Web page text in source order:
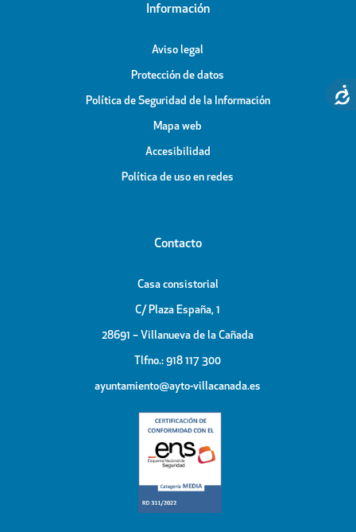
Información
Aviso legal
Protección de datos
Política de Seguridad de la Información
Mapa web
Accesibilidad
Política de uso en redes
Contacto
Casa consistorial
C/ Plaza España, 1
28691 – Villanueva de la Cañada
Tlfno.: 918 117 300
ayuntamiento@ayto-villacanada.es